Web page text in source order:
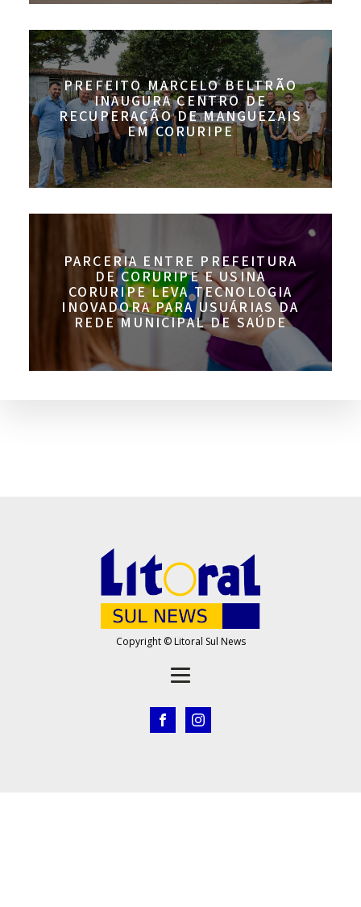
PREFEITO MARCELO BELTRÃO
INAUGURA CENTRO DE
RECUPERAÇÃO DE MANGUEZAIS
EM CORURIPE
PARCERIA ENTRE PREFEITURA
DE CORURIPE E USINA
CORURIPE LEVA TECNOLOGIA
INOVADORA PARA USUÁRIAS DA
REDE MUNICIPAL DE SAÚDE
Copyright © Litoral Sul News